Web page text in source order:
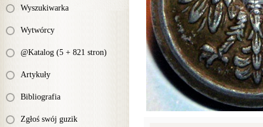
Wyszukiwarka
Wytwórcy
@Katalog (5 + 821 stron)
Artykuły
Bibliografia
Zgłoś swój guzik